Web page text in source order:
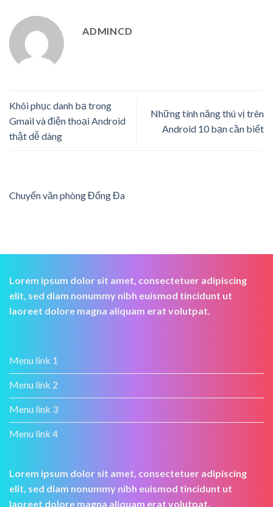
ADMINCD
Khôi phục danh bạ trong
Gmail và điện thoại Android
thật dễ dàng
Những tính năng thú vị trên
Android 10 bạn cần biết
Chuyển văn phòng Đống Đa
Lorem ipsum dolor sit amet, consectetuer adipiscing
elit, sed diam nonummy nibh euismod tincidunt ut
laoreet dolore magna aliquam erat volutpat.
Menu link 1
Menu link 2
Menu link 3
Menu link 4
Lorem ipsum dolor sit amet, consectetuer adipiscing
elit, sed diam nonummy nibh euismod tincidunt ut
laoreet dolore magna aliquam erat volutpat.